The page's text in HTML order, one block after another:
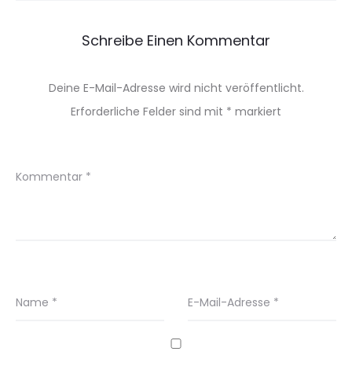
Schreibe Einen Kommentar
Deine E-Mail-Adresse wird nicht veröffentlicht.
Erforderliche Felder sind mit * markiert
Kommentar *
Name * E-Mail-Adresse *